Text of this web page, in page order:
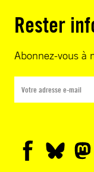
Rester
Abonnez-vous à